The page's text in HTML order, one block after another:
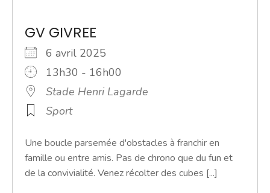
GV GIVREE
6 avril 2025
13h30 - 16h00
Stade Henri Lagarde
Sport
Une boucle parsemée d'obstacles à franchir en
famille ou entre amis. Pas de chrono que du fun et
de la convivialité. Venez récolter des cubes [...]